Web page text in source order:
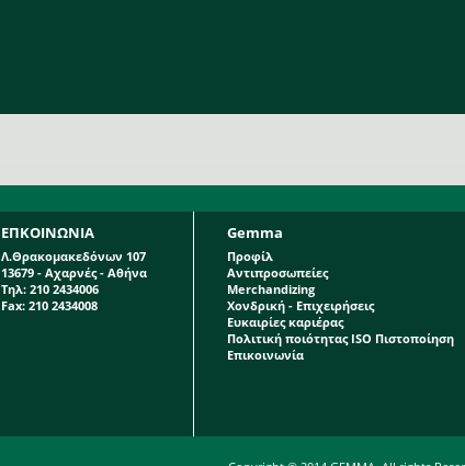
ΕΠΚΟΙΝΩΝΙΑ
Λ.Θρακομακεδόνων 107
13679 - Αχαρνές - Αθήνα
Τηλ: 210 2434006
Fax: 210 2434008
Gemma
Προφίλ
Αντιπροσωπείες
Merchandizing
Χονδρική - Επιχειρήσεις
Ευκαιρίες καριέρας
Πολιτική ποιότητας ISO Πιστοποίηση
Επικοινωνία